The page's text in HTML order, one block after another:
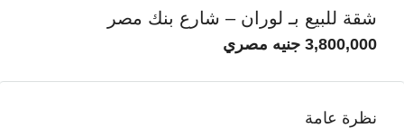
شقة للبيع بـ لوران – شارع بنك مصر
3,800,000 جنيه مصري
نظرة عامة